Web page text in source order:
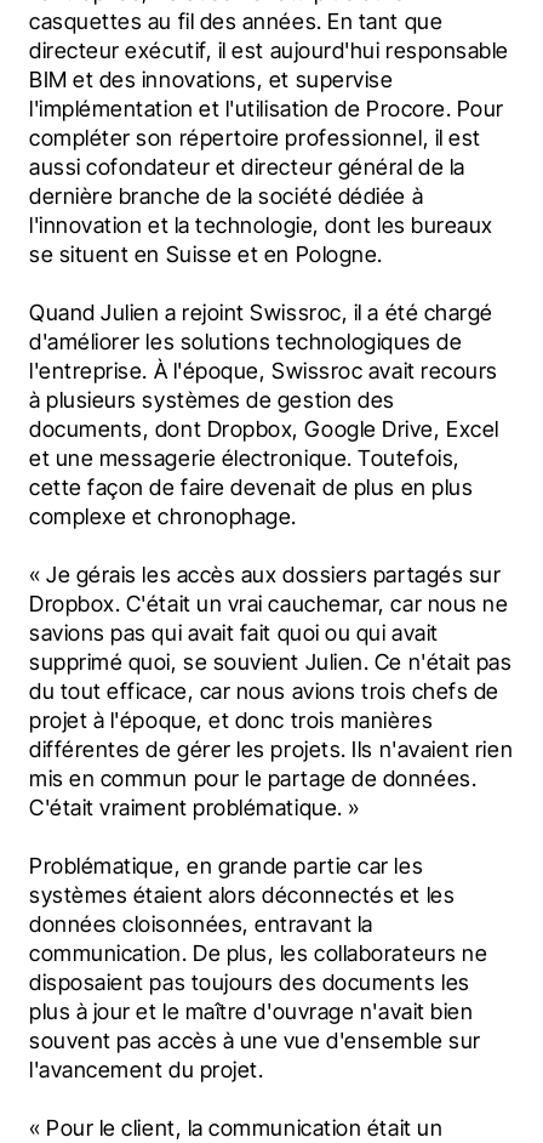
casquettes au fil des années. En tant que
directeur exécutif, il est aujourd'hui responsable
BIM et des innovations, et supervise
l'implémentation et l'utilisation de Procore. Pour
compléter son répertoire professionnel, il est
aussi cofondateur et directeur général de la
dernière branche de la société dédiée à
l'innovation et la technologie, dont les bureaux
se situent en Suisse et en Pologne.
Quand Julien a rejoint Swissroc, il a été chargé
d'améliorer les solutions technologiques de
l'entreprise. À l'époque, Swissroc avait recours
à plusieurs systèmes de gestion des
documents, dont Dropbox, Google Drive, Excel
et une messagerie électronique. Toutefois,
cette façon de faire devenait de plus en plus
complexe et chronophage.
« Je gérais les accès aux dossiers partagés sur
Dropbox. C'était un vrai cauchemar, car nous ne
savions pas qui avait fait quoi ou qui avait
supprimé quoi, se souvient Julien. Ce n'était pas
du tout efficace, car nous avions trois chefs de
projet à l'époque, et donc trois manières
différentes de gérer les projets. Ils n'avaient rien
mis en commun pour le partage de données.
C'était vraiment problématique. »
Problématique, en grande partie car les
systèmes étaient alors déconnectés et les
données cloisonnées, entravant la
communication. De plus, les collaborateurs ne
disposaient pas toujours des documents les
plus à jour et le maître d'ouvrage n'avait bien
souvent pas accès à une vue d'ensemble sur
l'avancement du projet.
« Pour le client, la communication était un